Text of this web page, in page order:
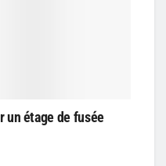
un étage de fusée